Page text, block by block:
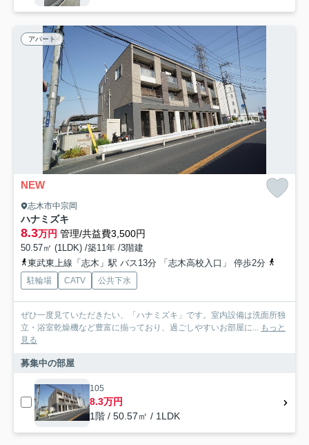
アパート
NEW
志木市中宗岡
ハナミズキ
8.3万円 管理/共益費3,500円
50.57㎡ (1LDK) /築11年 /3階建
東武東上線「志木」駅 バス13分 「志木高校入口」 停歩2分
駐輪場 CATV 公共下水
ぜひ一度見ていただきたい、「ハナミズキ」です。室内設備は洗面所独
立・浴室乾燥機など豊富に揃っており、過ごしやすいお部屋に...
もっと
見る
募集中の部屋
105
8.3万円
1階 / 50.57㎡ / 1LDK